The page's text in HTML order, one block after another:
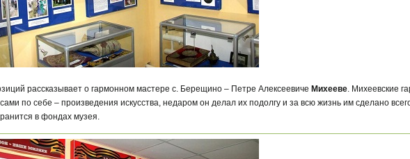
рассказывает о гармонном мастере с. Берещино – Петре Алексеевиче Михееве . Михеевские
сами по себе – произведения искусства, недаром он делал их подолгу и за всю жизнь им сделано
в фондах музея.